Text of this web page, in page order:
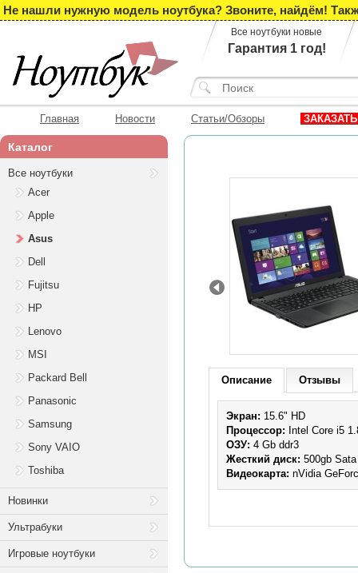
Не нашли нужную модель ноутбука? Звоните, найдём!
Все ноутбуки новые
Гарантия 1 год!
Главная Новости Статьи/Обзоры
Каталог
Все ноутбуки
Acer
Apple
Asus
Dell
Fujitsu
HP
Lenovo
MSI
Packard Bell
Panasonic
Samsung
Sony VAIO
Toshiba
Новинки
Ультрабуки
Игровые ноутбуки
Описание Отзывы
Экран: 15.6" HD
Процессор: Intel Core i5
ОЗУ: 4 Gb ddr3
Жесткий диск: 500gb
Видеокарта: nVidia